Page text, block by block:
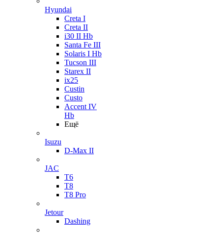
Hyundai
Creta I
Creta II
i30 II Hb
Santa Fe III
Solaris I Hb
Tucson III
Starex II
ix25
Custin
Custo
Accent IV
Hb
Ещё
Isuzu
D-Max II
JAC
T6
T8
T8 Pro
Jetour
Dashing